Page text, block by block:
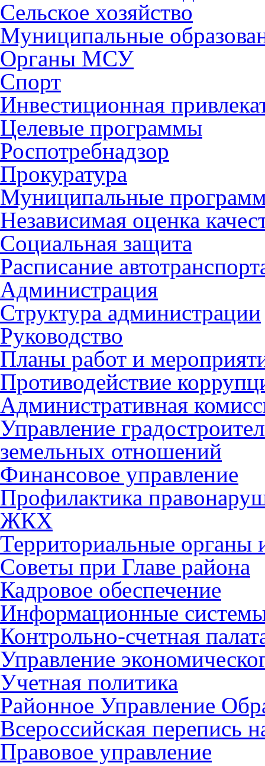
Сельское хозяйство
Муниципальные
Органы МСУ
Спорт
Инвестиционная
Целевые программы
Роспотребнадзор
Прокуратура
Муниципальные
Независимая оценка
Социальная защита
Расписание
Администрация
Структура администрации
Руководство
Планы работ и
Противодействие
Административная
Управление
земельных отношений
Финансовое управление
Профилактика
ЖКХ
Территориальные органы
Советы при Главе района
Кадровое обеспечение
Информационные
Контрольно-счетная
Управление
Учетная политика
Районное Управление
Всероссийская перепись
Правовое управление